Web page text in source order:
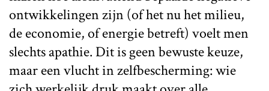
ontwikkelingen zijn (of het nu het milieu,
de economie, of energie betreft) voelt men
slechts apathie. Dit is geen bewuste keuze,
maar een vlucht in zelfbescherming: wie